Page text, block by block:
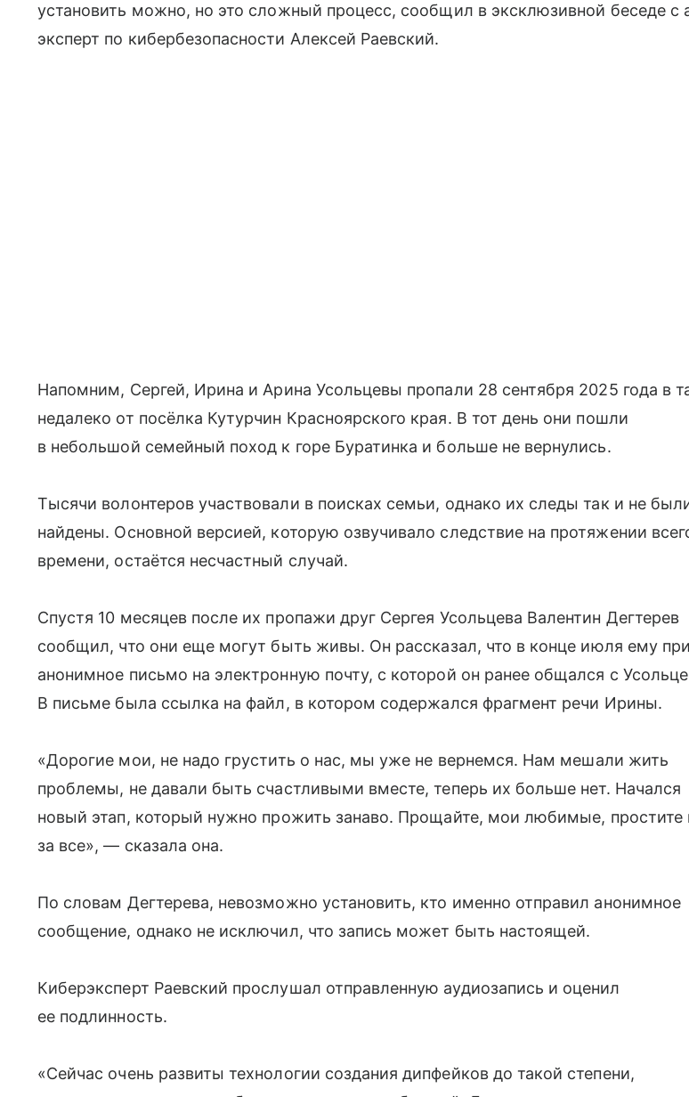
установить можно, но это сложный процесс, сообщил в эксклюзивной беседе с
эксперт по кибербезопасности Алексей Раевский.
Напомним, Сергей, Ирина и Арина Усольцевы пропали 28 сентября 2025 года в
недалеко от посёлка Кутурчин Красноярского края. В тот день они пошли
в небольшой семейный поход к горе Буратинка и больше не вернулись.
Тысячи волонтеров участвовали в поисках семьи, однако их следы так и не
найдены. Основной версией, которую озвучивало следствие на протяжении
времени, остаётся несчастный случай.
Спустя 10 месяцев после их пропажи друг Сергея Усольцева Валентин Дегтерев
сообщил, что они еще могут быть живы. Он рассказал, что в конце июля ему
анонимное письмо на электронную почту, с которой он ранее общался с
В письме была ссылка на файл, в котором содержался фрагмент речи Ирины.
«Дорогие мои, не надо грустить о нас, мы уже не вернемся. Нам мешали жить
проблемы, не давали быть счастливыми вместе, теперь их больше нет. Начался
новый этап, который нужно прожить занаво. Прощайте, мои любимые, простите
за все», — сказала она.
По словам Дегтерева, невозможно установить, кто именно отправил анонимное
сообщение, однако не исключил, что запись может быть настоящей.
Киберэксперт Раевский прослушал отправленную аудиозапись и оценил
ее подлинность.
«Сейчас очень развиты технологии создания дипфейков до такой степени,